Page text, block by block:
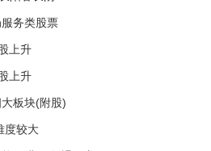
务类股票
上升
上升
板块(附股)
度较大